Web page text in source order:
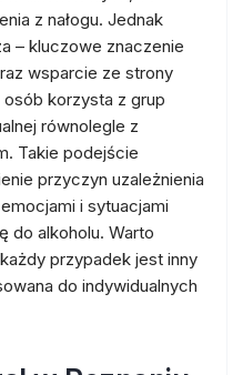
z nałogu. Jednak
– kluczowe znaczenie
wsparcie ze strony
korzysta z grup
równolegle z
Takie podejście
przyczyn uzależnienia
i sytuacjami
do alkoholu. Warto
przypadek jest inny
do indywidualnych